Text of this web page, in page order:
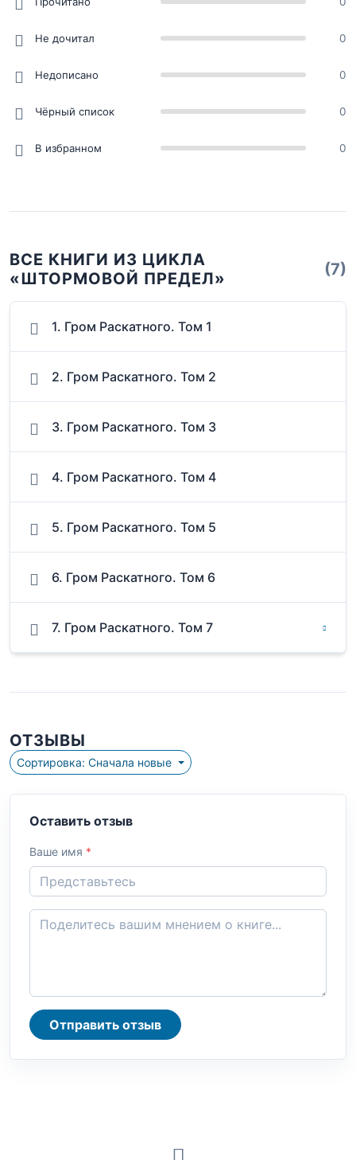
Не дочитал 0
Недописано 0
Чёрный список 0
В избранном 0
ВСЕ КНИГИ ИЗ ЦИКЛА
«ШТОРМОВОЙ ПРЕДЕЛ»
(7)
1. Гром Раскатного. Том 1
2. Гром Раскатного. Том 2
3. Гром Раскатного. Том 3
4. Гром Раскатного. Том 4
5. Гром Раскатного. Том 5
6. Гром Раскатного. Том 6
7. Гром Раскатного. Том 7
ОТЗЫВЫ
Сортировка: Сначала новые
Оставить отзыв
Ваше имя *
Отправить отзыв